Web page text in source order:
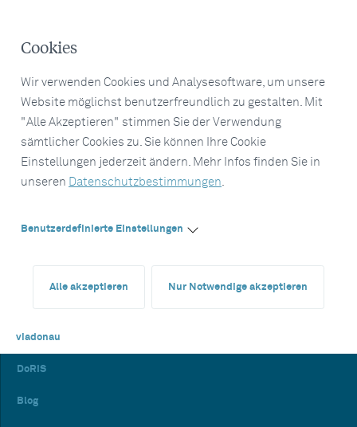
Cookies
Wir verwenden Cookies und Analysesoftware, um unsere
Website möglichst benutzerfreundlich zu gestalten. Mit
"Alle Akzeptieren" stimmen Sie der Verwendung
sämtlicher Cookies zu. Sie können Ihre Cookie
Einstellungen jederzeit ändern. Mehr Infos finden Sie in
unseren Datenschutzbestimmungen.
Benutzerdefinierte Einstellungen
Alle akzeptieren Nur Notwendige akzeptieren
viadonau
DoRIS
Blog